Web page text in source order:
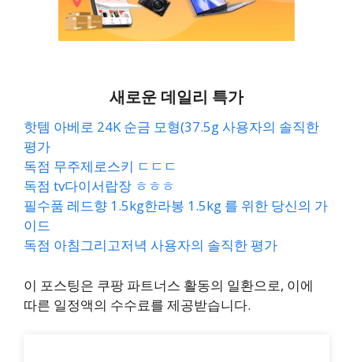
새로운 데일리 특가
핫템 아베로 24K 순금 모형(37.5g 사용자의 솔직한
평가
독점 무주제로스키 ㄷㄷㄷ
독점 tv다이서랍장 ㅎㅎㅎ
필수품 레드향 1.5kg한라봉 1.5kg 를 위한 당신의 가
이드
독점 아침그리고저녁 사용자의 솔직한 평가
이 포스팅은 쿠팡 파트너스 활동의 일환으로, 이에
따른 일정액의 수수료를 제공받습니다.